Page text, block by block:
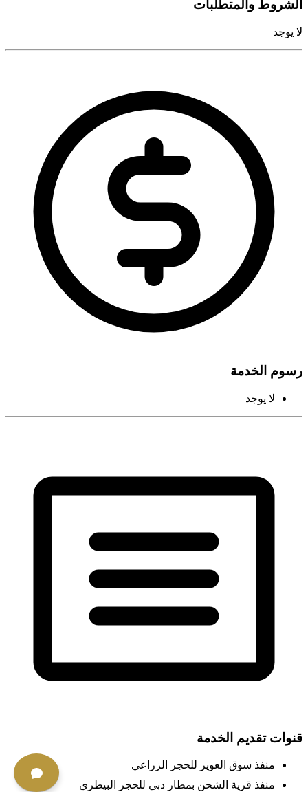
الشروط والمتطلبات
لا يوجد
رسوم الخدمة
لا يوجد
قنوات تقديم الخدمة
منفذ سوق العوير للحجر الزراعي
منفذ قرية الشحن بمطار دبي للحجر البيطري